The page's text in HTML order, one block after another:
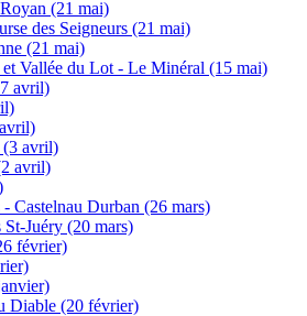
(21 mai)
des Seigneurs (21 mai)
(21 mai)
et Vallée du Lot - Le Minéral (15 mai)
avril)
(3 avril)
avril)
- Castelnau Durban (26 mars)
Juéry (20 mars)
février)
Diable (20 février)